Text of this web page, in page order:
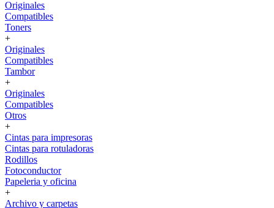
Originales
Compatibles
Toners
+
Originales
Compatibles
Tambor
+
Originales
Compatibles
Otros
+
Cintas para impresoras
Cintas para rotuladoras
Rodillos
Fotoconductor
Papeleria y oficina
+
Archivo y carpetas